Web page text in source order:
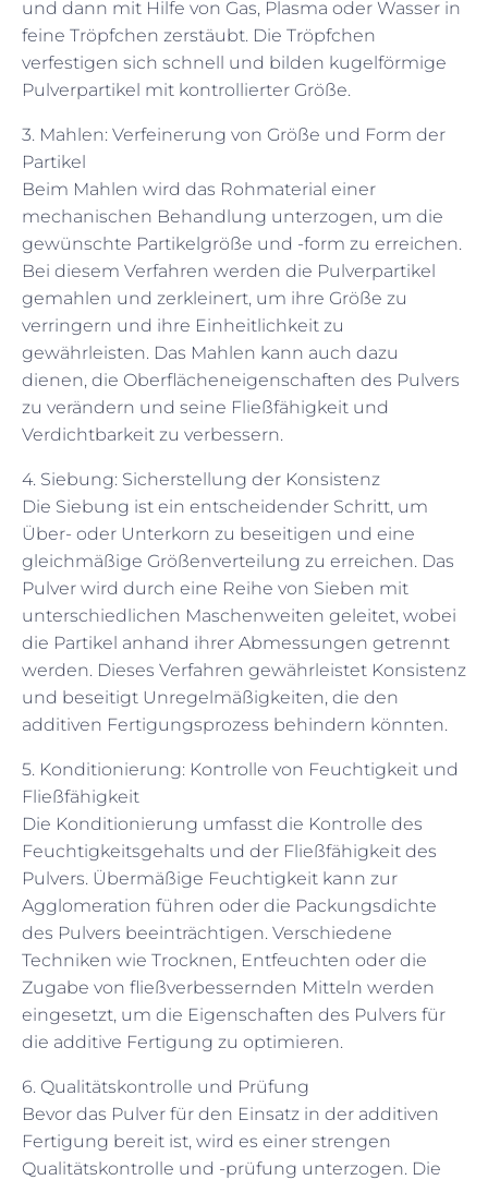
und dann mit Hilfe von Gas, Plasma oder Wasser in
feine Tröpfchen zerstäubt. Die Tröpfchen
verfestigen sich schnell und bilden kugelförmige
Pulverpartikel mit kontrollierter Größe.
3. Mahlen: Verfeinerung von Größe und Form der
Partikel
Beim Mahlen wird das Rohmaterial einer
mechanischen Behandlung unterzogen, um die
gewünschte Partikelgröße und -form zu erreichen.
Bei diesem Verfahren werden die Pulverpartikel
gemahlen und zerkleinert, um ihre Größe zu
verringern und ihre Einheitlichkeit zu
gewährleisten. Das Mahlen kann auch dazu
dienen, die Oberflächeneigenschaften des Pulvers
zu verändern und seine Fließfähigkeit und
Verdichtbarkeit zu verbessern.
4. Siebung: Sicherstellung der Konsistenz
Die Siebung ist ein entscheidender Schritt, um
Über- oder Unterkorn zu beseitigen und eine
gleichmäßige Größenverteilung zu erreichen. Das
Pulver wird durch eine Reihe von Sieben mit
unterschiedlichen Maschenweiten geleitet, wobei
die Partikel anhand ihrer Abmessungen getrennt
werden. Dieses Verfahren gewährleistet Konsistenz
und beseitigt Unregelmäßigkeiten, die den
additiven Fertigungsprozess behindern könnten.
5. Konditionierung: Kontrolle von Feuchtigkeit und
Fließfähigkeit
Die Konditionierung umfasst die Kontrolle des
Feuchtigkeitsgehalts und der Fließfähigkeit des
Pulvers. Übermäßige Feuchtigkeit kann zur
Agglomeration führen oder die Packungsdichte
des Pulvers beeinträchtigen. Verschiedene
Techniken wie Trocknen, Entfeuchten oder die
Zugabe von fließverbessernden Mitteln werden
eingesetzt, um die Eigenschaften des Pulvers für
die additive Fertigung zu optimieren.
6. Qualitätskontrolle und Prüfung
Bevor das Pulver für den Einsatz in der additiven
Fertigung bereit ist, wird es einer strengen
Qualitätskontrolle und -prüfung unterzogen. Die